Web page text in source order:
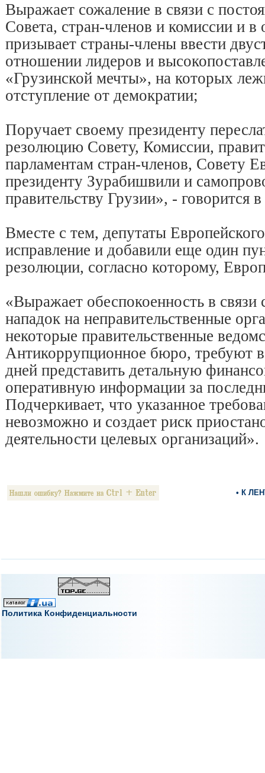
Выражает сожаление в связи с
Совета, стран-членов и комиссии и в
призывает страны-члены ввести
отношении лидеров и
«Грузинской мечты», на которых
отступление от демократии;
Поручает своему президенту
резолюцию Совету, Комиссии,
парламентам стран-членов, Совету
президенту Зурабишвили и
правительству Грузии», - говорится
Вместе с тем, депутаты
исправление и добавили еще один
резолюции, согласно которому,
«Выражает обеспокоенность в связи
нападок на неправительственные
некоторые правительственные
Антикоррупционное бюро, требуют в
дней представить детальную
оперативную информации за
Подчеркивает, что указанное
невозможно и создает риск
деятельности целевых организаций».
• К
Политика Конфиденциальности